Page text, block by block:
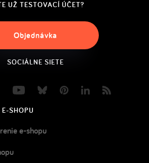
UŽ TESTOVACÍ ÚČET?
Objednávka
SOCIÁLNE SIETE
Twitter YoutubeBlueskyPinterestLinkedIn
SHOPU
e-shopu